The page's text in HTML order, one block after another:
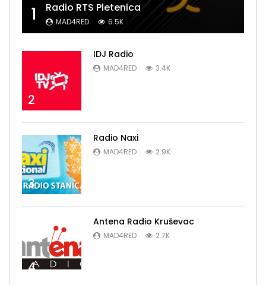
1 Radio RTS Pletenica
MAD4RED 6.5K
2
IDJ Radio
MAD4RED 3.4K
3
Radio Naxi
MAD4RED 2.9K
4
Antena Radio Kruševac
MAD4RED 2.7K